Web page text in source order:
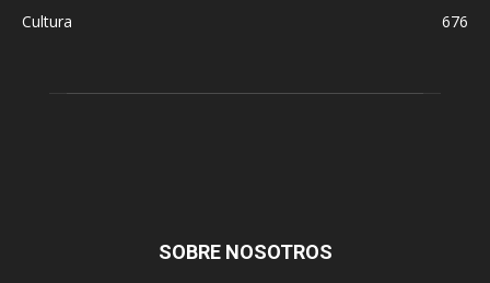
Cultura
676
SOBRE NOSOTROS